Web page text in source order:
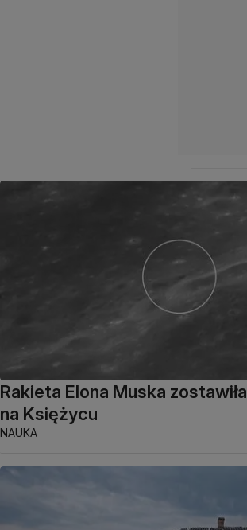
Rakieta Elona Muska
na Księżycu
NAUKA